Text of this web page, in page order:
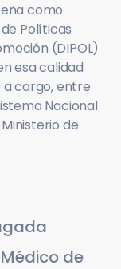
como
Políticas
(DIPOL)
esa calidad
a cargo, entre
Nacional
de
de